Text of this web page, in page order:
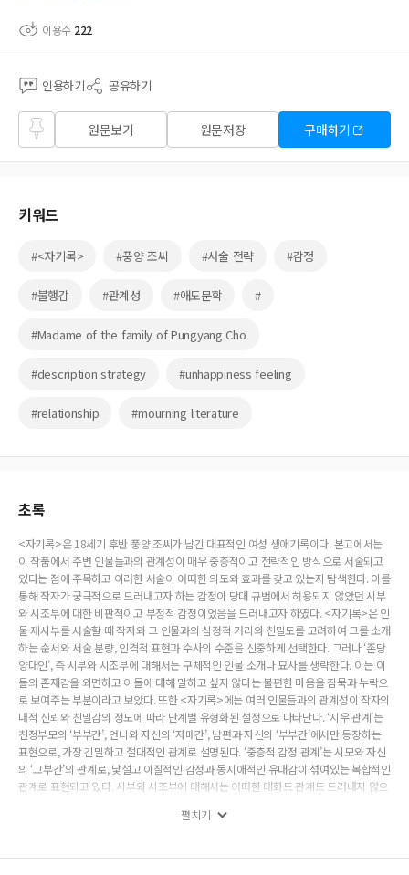
이용수 222
인용하기 공유하기
즐겨
찾기
원문보기 원문저장 구매하기
키워드
#<자기록> #풍양 조씨 #서술 전략 #감정
#불행감 #관계성 #애도문학 #
#Madame of the family of Pungyang Cho
#description strategy #unhappiness feeling
#relationship #mourning literature
초록
<자기록>은 18세기 후반 풍양 조씨가 남긴 대표적인 여성 생애기록이다. 본고에서는
이 작품에서 주변 인물들과의 관계성이 매우 중층적이고 전략적인 방식으로 서술되고
있다는 점에 주목하고 이러한 서술이 어떠한 의도와 효과를 갖고 있는지 탐색한다. 이를
통해 작자가 궁극적으로 드러내고자 하는 감정이 당대 규범에서 허용되지 않았던 시부
와 시조부에 대한 비판적이고 부정적 감정이었음을 드러내고자 하였다. <자기록>은 인
물 제시부를 서술할 때 작자와 그 인물과의 심정적 거리와 친밀도를 고려하여 그를 소개
하는 순서와 서술 분량, 인격적 표현과 수사의 수준을 신중하게 선택한다. 그러나 ‘존당
양대인’, 즉 시부와 시조부에 대해서는 구체적인 인물 소개나 묘사를 생략한다. 이는 이
들의 존재감을 외면하고 이들에 대해 말하고 싶지 않다는 불편한 마음을 침묵과 누락으
로 보여주는 부분이라고 보았다. 또한 <자기록>에는 여러 인물들과의 관계성이 작자의
내적 신뢰와 친밀감의 정도에 따라 단계별 유형화된 설정으로 나타난다. ‘지우 관계’는
친정부모의 ‘부부간’, 언니와 자신의 ‘자매간’, 남편과 자신의 ‘부부간’에서만 등장하는
표현으로, 가장 긴밀하고 절대적인 관계로 설명된다. ‘중층적 감정 관계’는 시모와 자신
의 ‘고부간’의 관계로, 낯설고 이질적인 감정과 동지애적인 유대감이 섞여있는 복합적인
관계로 표현되고 있다. 시부와 시조부에 대해서는 어떠한 대화도 관계도 드러내지 않으
병세 악화의 순간마다 등장하는 이들의 언행은 인과적 관계로 전달되며, 이러한 서술을
록>은 죽은 이로 인한 상실감과 슬픔을 작품의 주 원동력으로 한다는 점에서 근본적으
펼치기